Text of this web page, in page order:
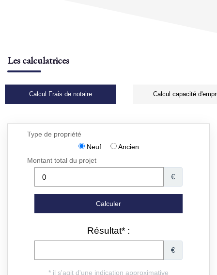
Les calculatrices
Calcul Frais de notaire Calcul capacité